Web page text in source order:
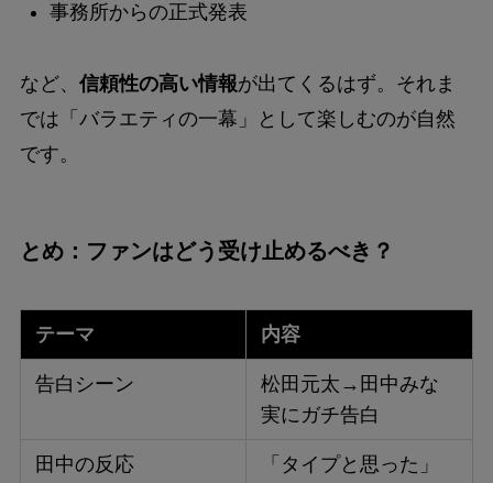
事務所からの正式発表
など、 信頼性の高い情報が出てくるはず。それま
では「バラエティの一幕」として楽しむのが自然
です。
とめ：ファンはどう受け止めるべき？
テーマ 内容
告白シーン
松田元太→田中みな
実にガチ告白
田中の反応
「タイプと思った」